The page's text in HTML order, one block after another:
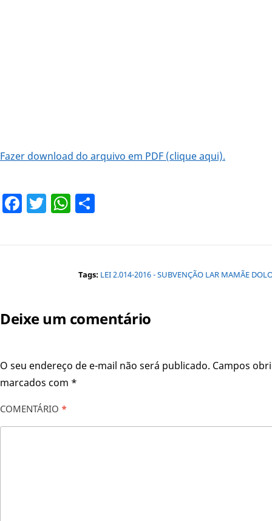
Fazer download do arquivo em PDF (clique aqui).
Facebook
TwitterWhatsApp
Tags: LEI 2.014-2016 - SUBVENÇÃO LAR MAMÃE
Deixe um comentário
O seu endereço de e-mail não será publicado. Campos
marcados com *
COMENTÁRIO *